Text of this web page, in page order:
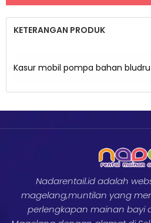
KETERANGAN PRODUK
Kasur mobil pompa bahan bludru
Nadarentail.id adalah
magelang,muntilan yang
perlengkapan mainan bayi